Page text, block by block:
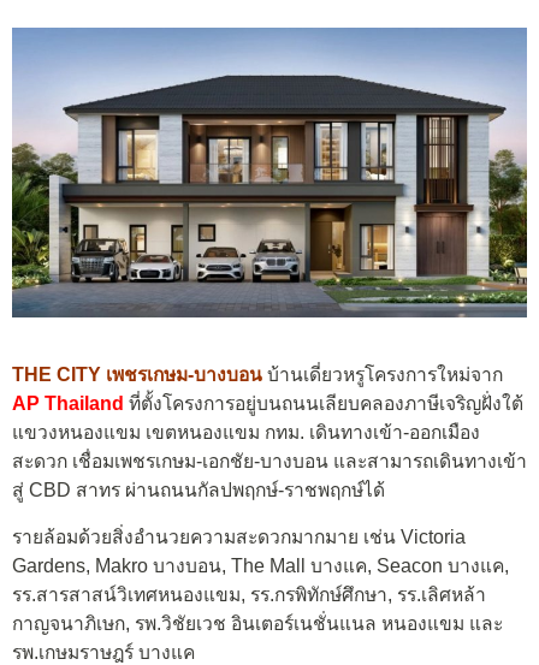
THE CITY เพชรเกษม-บางบอน บ้านเดี่ยวหรูโครงการใหม่จาก
AP Thailand ที่ตั้งโครงการอยู่บนถนนเลียบคลองภาษีเจริญฝั่งใต้
แขวงหนองแขม เขตหนองแขม กทม. เดินทางเข้า-ออกเมือง
สะดวก เชื่อมเพชรเกษม-เอกชัย-บางบอน และสามารถเดินทางเข้า
สู่ CBD สาทร ผ่านถนนกัลปพฤกษ์-ราชพฤกษ์ได้
รายล้อมด้วยสิ่งอำนวยความสะดวกมากมาย เช่น Victoria
Gardens, Makro บางบอน, The Mall บางแค, Seacon บางแค,
รร.สารสาสน์วิเทศหนองแขม, รร.กรพิทักษ์ศึกษา, รร.เลิศหล้า
กาญจนาภิเษก, รพ.วิชัยเวช อินเตอร์เนชั่นแนล หนองแขม และ
รพ.เกษมราษฎร์ บางแค